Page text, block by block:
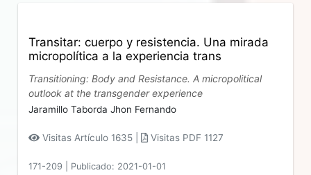
Transitar: cuerpo y resistencia. Una mirada
micropolítica a la experiencia trans
Transitioning: Body and Resistance. A micropolitical
outlook at the transgender experience
Jaramillo Taborda Jhon Fernando
Visitas Artículo 1635 | Visitas PDF 1127
171-209 Publicado: 2021-01-01